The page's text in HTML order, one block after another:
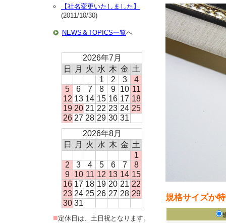
規格サイズか
【社名変更いたしました】
(2011/10/30)
NEWS＆TOPICS一覧へ
2026年7月
日
月 火 水 木 金 土
1
2 3
4
5
6 7 8 9 10 11
12 13 14 15 16 17 18
19 20 21 22 23 24 25
26 27 28 29 30 31
2026年8月
日
月 火 水 木 金 土
1
2
3 4 5 6 7
8
9 10 11 12 13 14 15
16 17 18 19 20 21 22
23 24 25 26 27 28 29
30 31
■定休日は、土日祝となります。